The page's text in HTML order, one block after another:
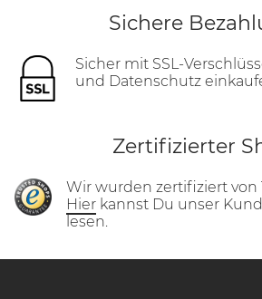
Sichere
Sicher mit SSL-
und Datenschutz
Zertifizierter
Wir wurden zertifiziert von
Hier kannst Du unser
lesen.